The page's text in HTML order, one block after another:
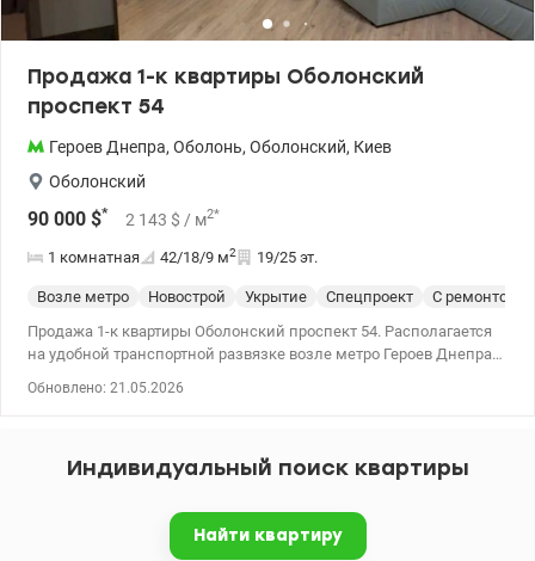
Продажа 1-к квартиры Оболонский
проспект 54
Героев Днепра, Оболонь, Оболонский, Киев
Оболонский
90 000 $* 2 143 $ / м2*
1 комнатная 42/18/9 м2 19/25 эт.
Возле метро Новострой Укрытие Спецпроект
С ремонтом
Продажа 1-к квартиры Оболонский проспект 54. Располагается
на удобной транспортной развязке возле метро Героев Днепра,
электроплита, электродуховка, вытяжка на кухне и в ванной.
на другой – из комнаты. 044 200 10 80 valion.ua/1149548
Обновлено: 21.05.2026
Индивидуальный поиск квартиры
Найти квартиру